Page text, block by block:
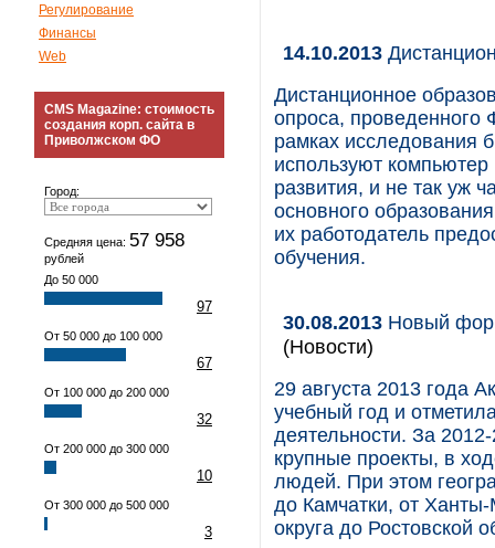
Регулирование
Финансы
Web
CMS Magazine: стоимость
создания корп. сайта в
Приволжском ФО
Город:
Средняя цена: 57 958
рублей
До 50 000
97
От 50 000 до 100 000
67
От 100 000 до 200 000
32
От 200 000 до 300 000
10
От 300 000 до 500 000
3
14.10.2013
Дистанционное
опроса,
рамках исследования
используют
развития, и не так уж
основного
их работодатель
обучения.
30.08.2013 Новый
(Новости)
29 августа 2013 года
учебный год и
деятельности. За
крупные проекты, в
людей. При этом
до Камчатки, от
округа до Ростовской